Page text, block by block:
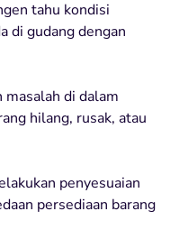
tahu kondisi
di gudang dengan
masalah di dalam
hilang, rusak, atau
penyesuaian
persediaan barang